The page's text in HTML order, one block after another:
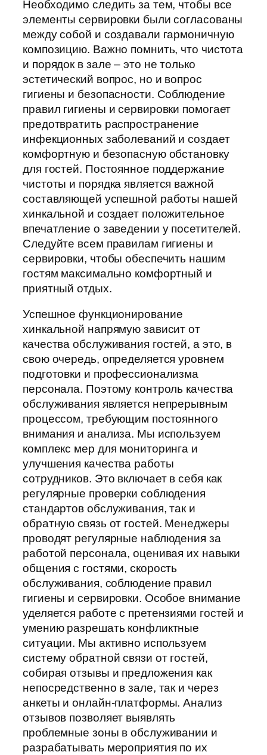
Необходимо следить за тем, чтобы все
элементы сервировки были согласованы
между собой и создавали гармоничную
композицию. Важно помнить, что чистота
и порядок в зале – это не только
эстетический вопрос, но и вопрос
гигиены и безопасности. Соблюдение
правил гигиены и сервировки помогает
предотвратить распространение
инфекционных заболеваний и создает
комфортную и безопасную обстановку
для гостей. Постоянное поддержание
чистоты и порядка является важной
составляющей успешной работы нашей
хинкальной и создает положительное
впечатление о заведении у посетителей.
Следуйте всем правилам гигиены и
сервировки, чтобы обеспечить нашим
гостям максимально комфортный и
приятный отдых.
Успешное функционирование
хинкальной напрямую зависит от
качества обслуживания гостей, а это, в
свою очередь, определяется уровнем
подготовки и профессионализма
персонала. Поэтому контроль качества
обслуживания является непрерывным
процессом, требующим постоянного
внимания и анализа. Мы используем
комплекс мер для мониторинга и
улучшения качества работы
сотрудников. Это включает в себя как
регулярные проверки соблюдения
стандартов обслуживания, так и
обратную связь от гостей. Менеджеры
проводят регулярные наблюдения за
работой персонала, оценивая их навыки
общения с гостями, скорость
обслуживания, соблюдение правил
гигиены и сервировки. Особое внимание
уделяется работе с претензиями гостей и
умению разрешать конфликтные
ситуации. Мы активно используем
систему обратной связи от гостей,
собирая отзывы и предложения как
непосредственно в зале, так и через
анкеты и онлайн-платформы. Анализ
отзывов позволяет выявлять
проблемные зоны в обслуживании и
разрабатывать мероприятия по их